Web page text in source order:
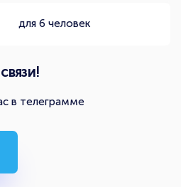
для 6 человек
в телеграмме